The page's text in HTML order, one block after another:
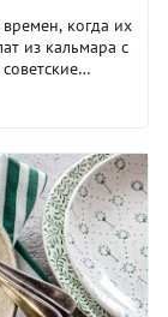
когда их
из кальмара с